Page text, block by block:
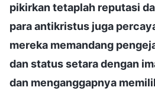
pikirkan tetaplah reputasi
para antikristus juga
mereka memandang
dan status setara dengan
dan menganggapnya